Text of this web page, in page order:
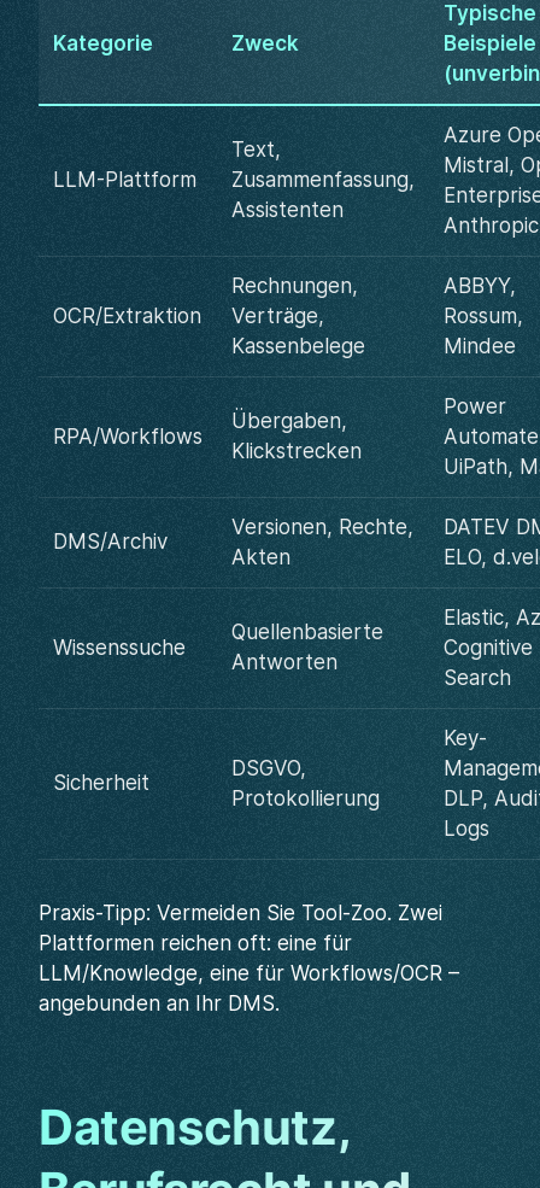
Kategorie Zweck
Typische
Beispiele
LLM-Plattform
Text,
Zusammenfassung,
Assistenten
Azure
Mistral,
Anthropic
OCR/Extraktion
Rechnungen,
Verträge,
Kassenbelege
ABBYY,
Rossum,
Mindee
RPA/Workflows
Übergaben,
Klickstrecken
Power
UiPath,
DMS/Archiv
Versionen, Rechte,
Akten
DATEV
ELO,
Wissenssuche
Quellenbasierte
Antworten
Elastic,
Cognitive
Search
Sicherheit
DSGVO,
Protokollierung
Key-
DLP,
Logs
Praxis-Tipp: Vermeiden Sie Tool-Zoo. Zwei
Plattformen reichen oft: eine für
LLM/Knowledge, eine für Workflows/OCR –
angebunden an Ihr DMS.
Datenschutz,